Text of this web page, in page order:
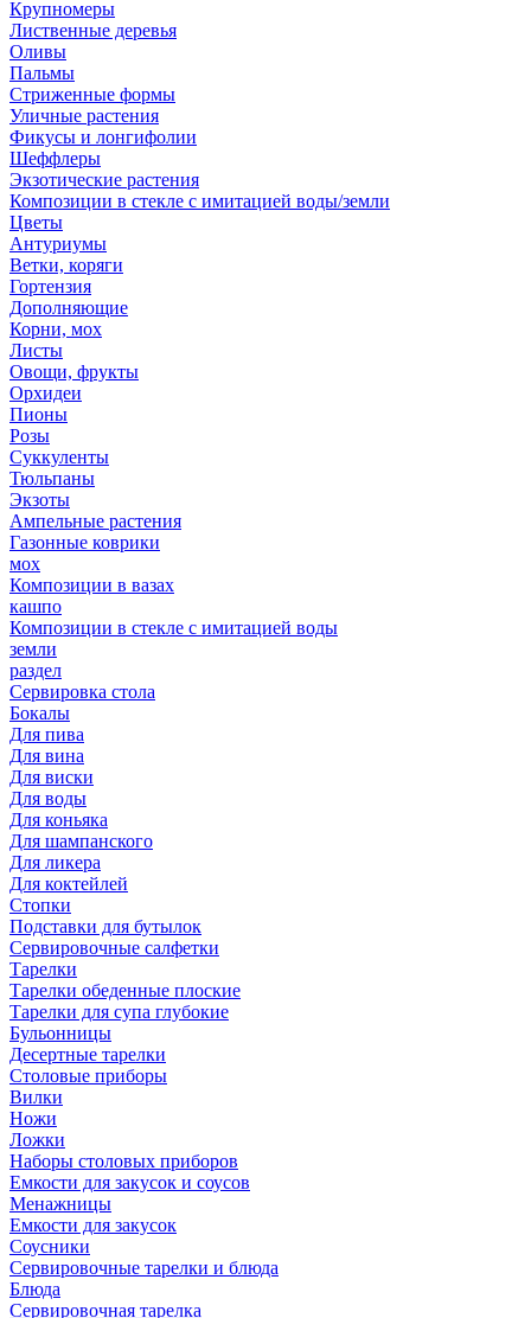
Крупномеры
Лиственные деревья
Оливы
Пальмы
Стриженные формы
Уличные растения
Фикусы и лонгифолии
Шеффлеры
Экзотические растения
Композиции в стекле с имитацией воды/земли
Цветы
Антуриумы
Ветки, коряги
Гортензия
Дополняющие
Корни, мох
Листы
Овощи, фрукты
Орхидеи
Пионы
Розы
Суккуленты
Тюльпаны
Экзоты
Ампельные растения
Газонные коврики
мох
Композиции в вазах
кашпо
Композиции в стекле с имитацией воды
земли
раздел
Сервировка стола
Бокалы
Для пива
Для вина
Для виски
Для воды
Для коньяка
Для шампанского
Для ликера
Для коктейлей
Стопки
Подставки для бутылок
Сервировочные салфетки
Тарелки
Тарелки обеденные плоские
Тарелки для супа глубокие
Бульонницы
Десертные тарелки
Столовые приборы
Вилки
Ножи
Ложки
Наборы столовых приборов
Емкости для закусок и соусов
Менажницы
Емкости для закусок
Соусники
Сервировочные тарелки и блюда
Блюда
Сервировочная тарелка